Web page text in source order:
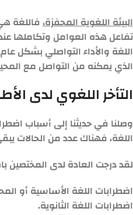
البيئة اللغوية المحفزة،فاللغة
تفاعل هذه العوامل وتكاملها
اللغة والأداء التواصلي بشكل
الذي يمكنه من التواصل مع
التأخر اللغوي لدى
وصلنا في حديثنا إلى أسباب
اللغة، فهناك عدد من الحالات
لقد درجت العادة لدى المختصين
اضطرابات اللغة الأساسية أو
اضطرابات اللغة الثانوية.